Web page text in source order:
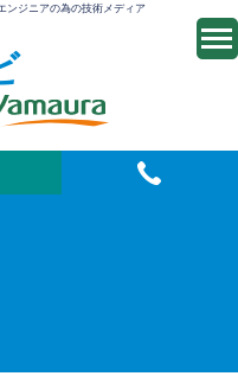
ンジニアの為の技術メディア